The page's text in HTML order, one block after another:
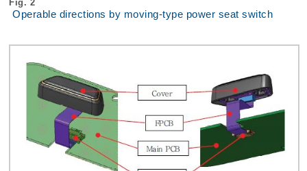
Fig. 2
Operable directions by moving-type power seat switch